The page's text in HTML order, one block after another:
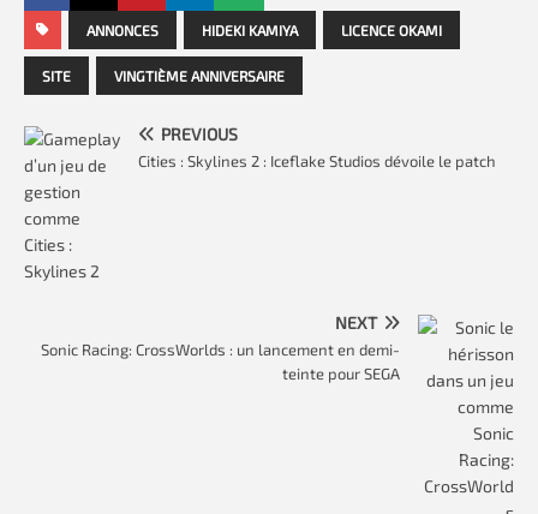
ANNONCES HIDEKI KAMIYA LICENCE OKAMI
SITE VINGTIÈME ANNIVERSAIRE
PREVIOUS
Cities : Skylines 2 : Iceflake Studios dévoile le patch
NEXT
Sonic Racing: CrossWorlds : un lancement en demi-
teinte pour SEGA